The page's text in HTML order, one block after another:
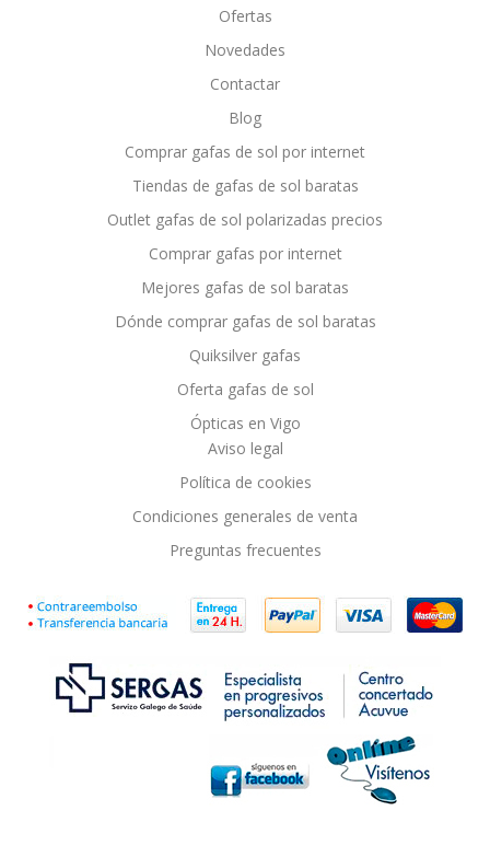
Ofertas
Novedades
Contactar
Blog
Comprar gafas de sol por internet
Tiendas de gafas de sol baratas
Outlet gafas de sol polarizadas precios
Comprar gafas por internet
Mejores gafas de sol baratas
Dónde comprar gafas de sol baratas
Quiksilver gafas
Oferta gafas de sol
Ópticas en Vigo
Aviso legal
Política de cookies
Condiciones generales de venta
Preguntas frecuentes